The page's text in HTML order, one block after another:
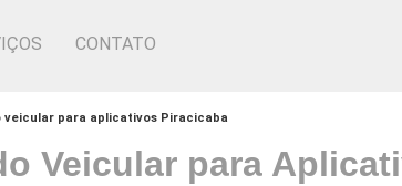
CONTATO
veicular para aplicativos Piracicaba
Veicular para